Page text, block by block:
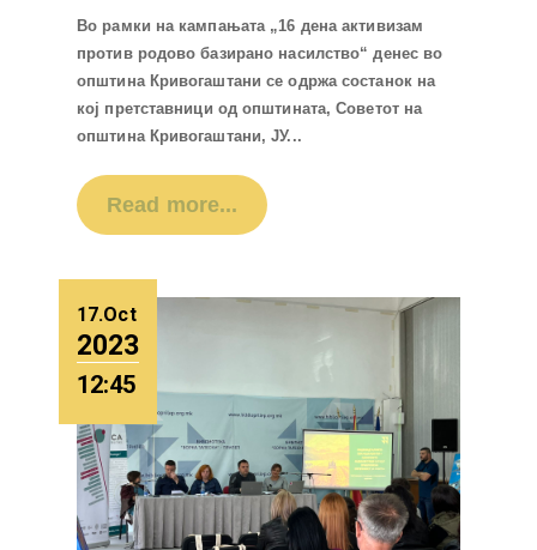
Во рамки на кампањата „16 дена активизам
против родово базирано насилство“ денес во
општина Кривогаштани се одржа состанок на
кој претставници од општината, Советот на
општина Кривогаштани, ЈУ...
Read more...
17.Oct
2023
12:45